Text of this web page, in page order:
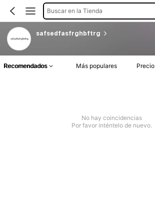
Buscar en la Tienda
safsedfasfrghbftrg
Recomendados Más populares Precio
No hay coincidencias
Por favor inténtelo de nuevo.